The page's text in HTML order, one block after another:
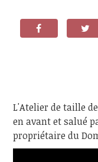
L'Atelier de taille
en avant et salué
propriétaire du